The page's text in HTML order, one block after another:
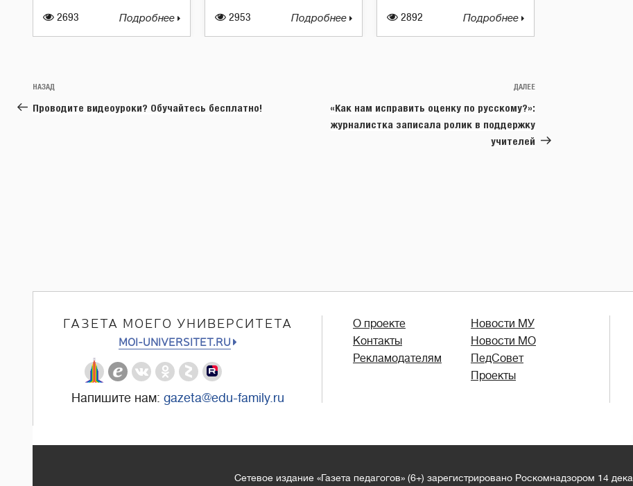
2693 Подробнее 2953 Подробнее 2892 Подробнее
Навигация
по
Предыдущая
запись:
НАЗАД
Проводите видеоуроки? Обучайтесь бесплатно!
Следующая
ДАЛЕЕ
«Как нам исправить оценку по русскому?»:
журналистка записала ролик в поддержку
учителей
ГАЗЕТА МОЕГО УНИВЕРСИТЕТА
MOI-UNIVERSITET.RU
Напишите нам: gazeta@edu-family.ru
О проекте
Контакты
Рекламодателям
Новости МУ
Новости МО
ПедСовет
Проекты
Сетевое издание «Газета педагогов» (6+) зарегистрировано Роскомнадзором 14